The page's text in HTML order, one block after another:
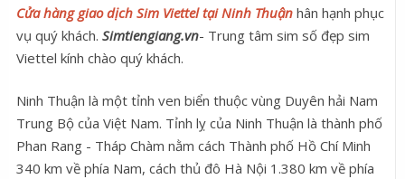
Cửa hàng giao dịch Sim Viettel tại Ninh Thuận hân hạnh phục
vụ quý khách. Simtiengiang.vn- Trung tâm sim số đẹp sim
Viettel kính chào quý khách.
Ninh Thuận là một tỉnh ven biển thuộc vùng Duyên hải Nam
Trung Bộ của Việt Nam. Tỉnh lỵ của Ninh Thuận là thành phố
Phan Rang - Tháp Chàm nằm cách Thành phố Hồ Chí Minh
340 km về phía Nam, cách thủ đô Hà Nội 1.380 km về phía